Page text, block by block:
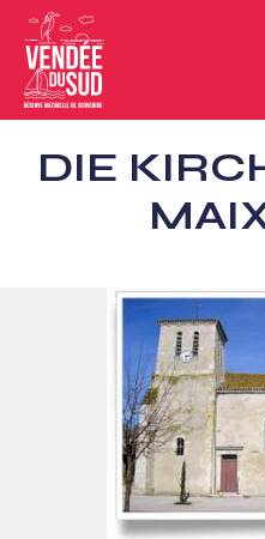
Sud
Vendée
DIE